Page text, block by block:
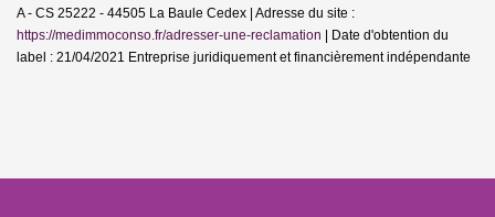
A - CS 25222 - 44505 La Baule Cedex | Adresse du site :
https://medimmoconso.fr/adresser-une-reclamation | Date d'obtention du
label : 21/04/2021 Entreprise juridiquement et financièrement indépendante